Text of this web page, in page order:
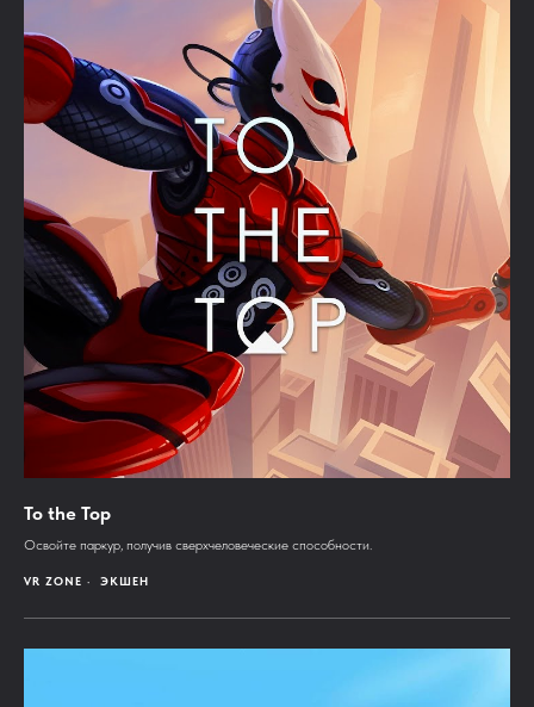
To the Top
Освойте паркур, получив сверхчеловеческие способности.
VR ZONE ЭКШЕН